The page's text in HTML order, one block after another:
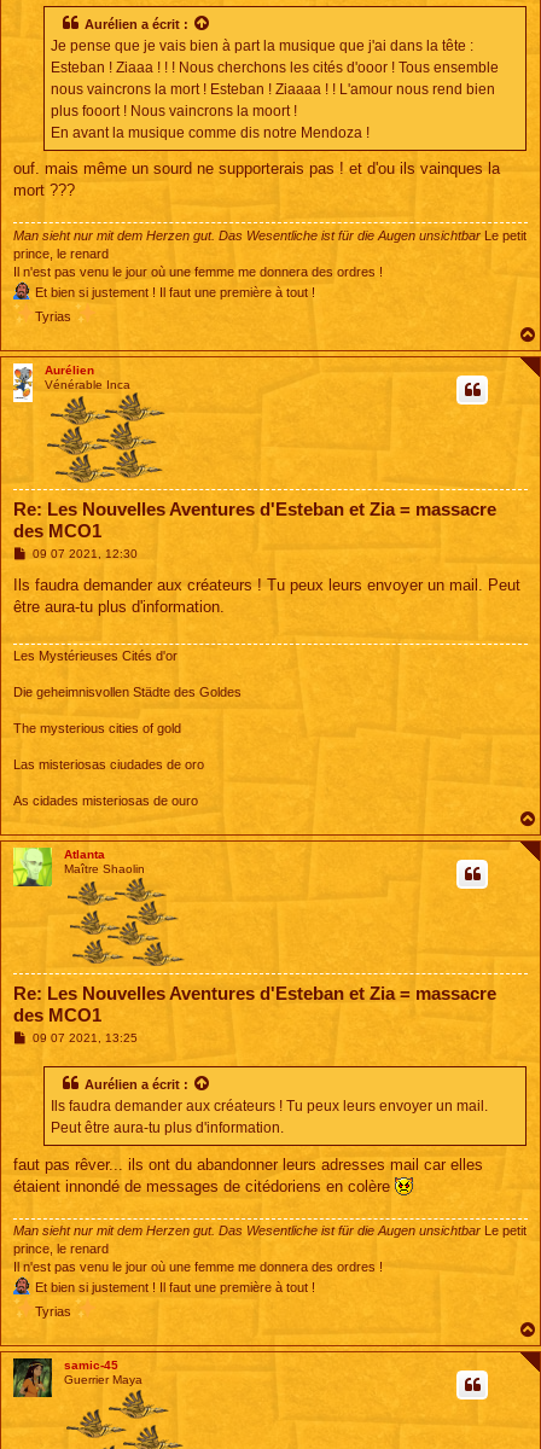
Aurélien a écrit :
Je pense que je vais bien à part la musique que j'ai dans la tête :
Esteban ! Ziaaa ! ! ! Nous cherchons les cités d'ooor ! Tous ensemble
nous vaincrons la mort ! Esteban ! Ziaaaa ! ! L'amour nous rend bien
plus fooort ! Nous vaincrons la moort !
En avant la musique comme dis notre Mendoza !
ouf. mais même un sourd ne supporterais pas ! et d'ou ils vainques la
mort ???
Man sieht nur mit dem Herzen gut. Das Wesentliche ist für die Augen unsichtbar Le petit
prince, le renard
Il n'est pas venu le jour où une femme me donnera des ordres !
Et bien si justement ! Il faut une première à tout !
Tyrias
Aurélien
Vénérable Inca
Re: Les Nouvelles Aventures d'Esteban et Zia = massacre
des MCO1
M
s
a
09 07 2021, 12:30
Ils faudra demander aux créateurs ! Tu peux leurs envoyer un mail. Peut
être aura-tu plus d'information.
Les Mystérieuses Cités d'or
Die geheimnisvollen Städte des Goldes
The mysterious cities of gold
Las misteriosas ciudades de oro
As cidades misteriosas de ouro
Atlanta
Maître Shaolin
Re: Les Nouvelles Aventures d'Esteban et Zia = massacre
des MCO1
M09 07 2021, 13:25
Aurélien a écrit :
Ils faudra demander aux créateurs ! Tu peux leurs envoyer un mail.
Peut être aura-tu plus d'information.
faut pas rêver... ils ont du abandonner leurs adresses mail car elles
étaient innondé de messages de citédoriens en colère
Man sieht nur mit dem Herzen gut. Das Wesentliche ist für die Augen unsichtbar
Le petit
prince, le renard
Il n'est pas venu le jour où une femme me donnera des ordres !
Et bien si justement ! Il faut une première à tout !
Tyrias
samic-45
Guerrier Maya